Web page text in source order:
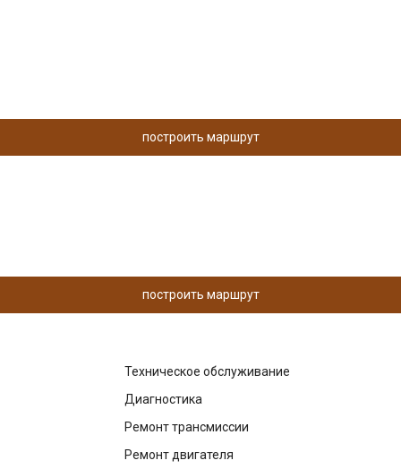
построить маршрут
построить маршрут
Техническое обслуживание
Диагностика
Ремонт трансмиссии
Ремонт двигателя